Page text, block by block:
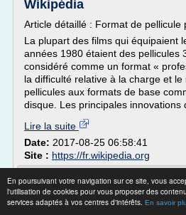
En poursuivant votre navigation sur ce site, vous
l'utilisation de cookies pour vous proposer des
services adaptés à vos centres d'intérêts. En savoir
Wikipédia
Article détaillé : Format de pellicule
La plupart des films qui équipaient
années 1980 étaient des pellicules
considéré comme un format «
la difficulté relative à la charge et
pellicules aux formats de base
disque. Les principales innovations
Lire la suite
Date: 2017-08-25 06:58:41
Site : https://fr.wikipedia.org
10 appareils photo
Wifi - L'Express